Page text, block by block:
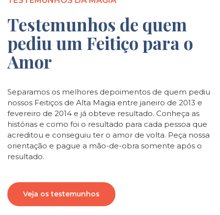
Testemunhos de quem
pediu um Feitiço para o
Amor
Separamos os melhores depoimentos de quem pediu
nossos Feitiços de Alta Magia entre janeiro de 2013 e
fevereiro de 2014 e já obteve resultado. Conheça as
histórias e como foi o resultado para cada pessoa que
acreditou e conseguiu ter o amor de volta. Peça nossa
orientação e pague a mão-de-obra somente após o
resultado.
Veja os testemunhos